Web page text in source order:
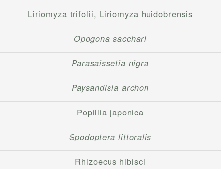
Liriomyza trifolii, Liriomyza huidobrensis
Opogona sacchari
Parasaissetia nigra
Paysandisia archon
Popillia japonica
Spodoptera littoralis
Rhizoecus hibisci